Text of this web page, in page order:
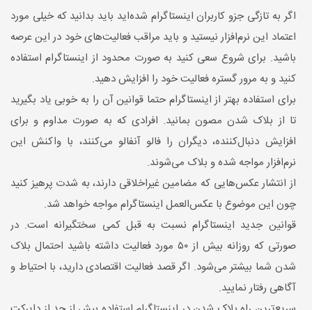
اگر به تازگی جزو کاربران اینستاگرام شده‌اید باید بدانید که خیلی مورد
اعتماد این نرم‌افزار نیستید و باید مراقب فعالیت‌های خود در این عرصه
باشید. برای شروع سعی کنید به صورت محدود از اینستاگرام استفاده
کنید و به مرور گستره فعالیت خود را افزایش دهید.
برای استفاده بهتر از اینستاگرام حتما قوانین آن را به خوبی یاد بگیرید
تا از بلاک شدن مصون بمانيد. افرادی که به صورت مداوم و برای
افزایش دنبال‌کننده، دیگران را فالو آنفالو می‌کنند، با واکنش این
نرم‌افزار مواجه شده و بلاک می‌شوند.
از انتشار عکس‌هایی که مضامین غیراخلاقی دارند، به شدت پرهیز کنید
چون‌ این موضوع با عکس‌العمل اینستاگرام مواجه خواهد شد.
قوانین جدید اینستاگرام نسبت به قبل کمی سختگیرانه است. در
صورتی که روزانه بیش از ۵۰ مورد فعالیت داشته باشید احتمال بلاک
شدن شما بیشتر می‌شود. اگر قصد فعالیت اقتصادی داريد، با احتیاط و
آگاهی رفتار نمایید.